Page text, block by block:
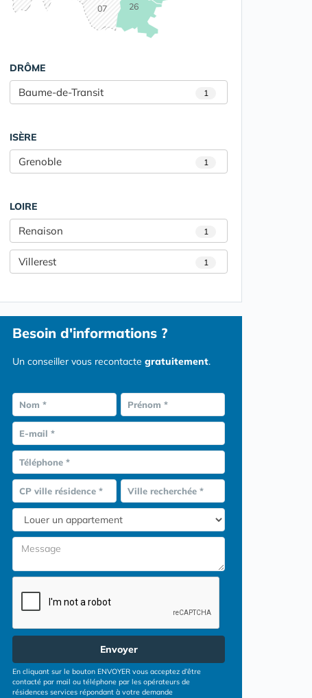
07 26
DRÔME
Baume-de-Transit 1
ISÈRE
Grenoble 1
LOIRE
Renaison 1
Villerest 1
Besoin d'informations ?
Un conseiller vous recontacte gratuitement.
Nom * Prénom *
E-mail *
Téléphone *
CP ville résidence * Ville recherchée *
Envoyer
En cliquant sur le bouton ENVOYER vous acceptez d’être
contacté par mail ou téléphone par les opérateurs de
résidences services répondant à votre demande